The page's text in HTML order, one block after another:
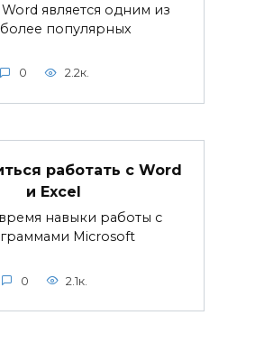
является одним из
популярных
0 2.2к.
работать с Word
и Excel
навыки работы с
Microsoft
0 2.1к.